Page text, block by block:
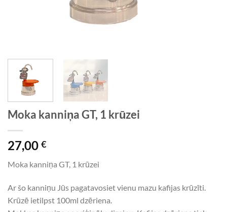
Moka kanniņa GT, 1 krūzei
27,00 €
Moka kanniņa GT, 1 krūzei
Ar šo kanniņu Jūs pagatavosiet vienu mazu kafijas krūzīti.
Krūzē ietilpst 100ml dzēriena.